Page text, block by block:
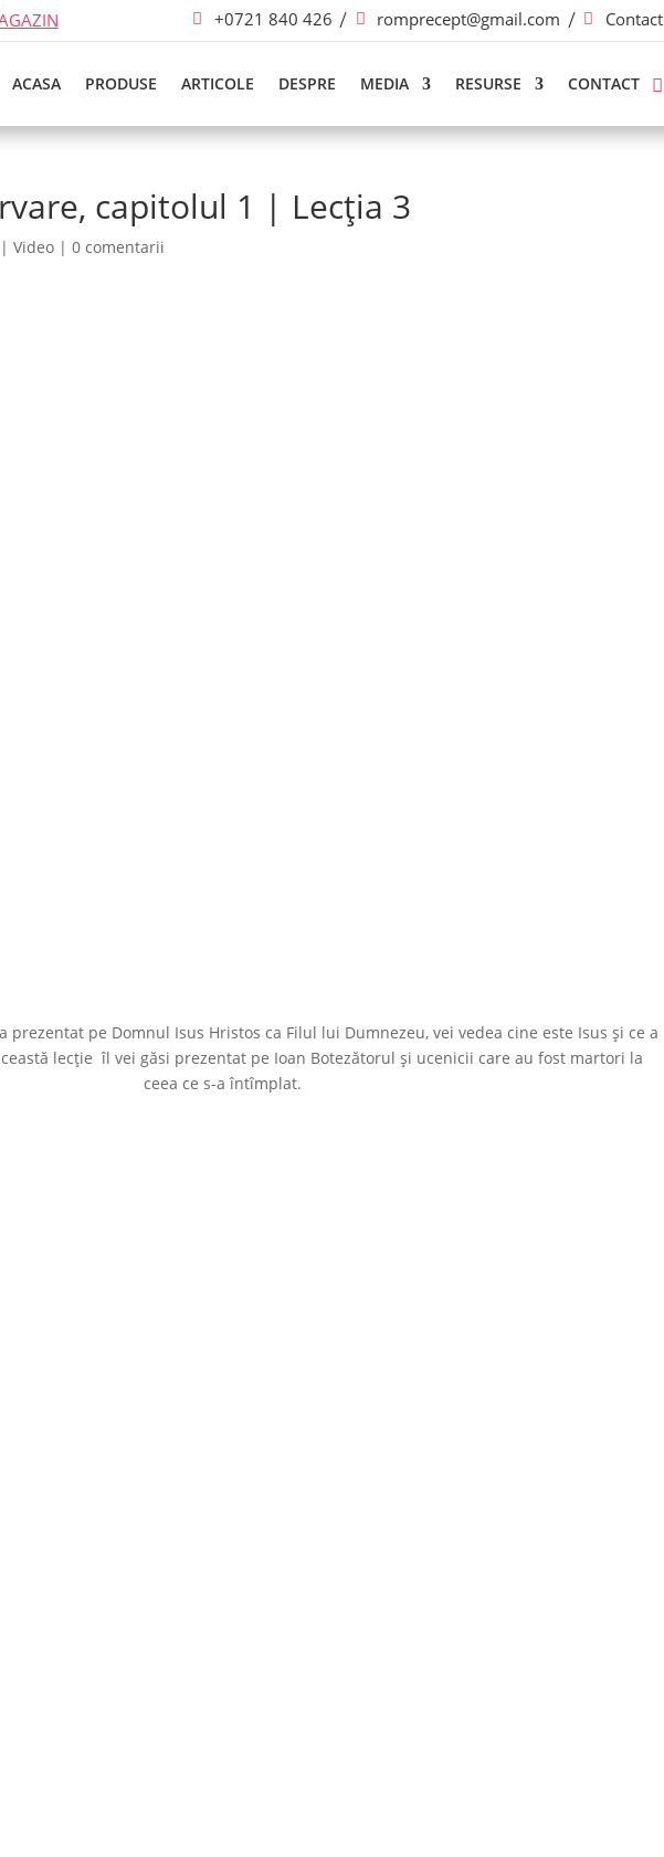
+0721 840 426 romprecept@gmail.com Contact
ACASA PRODUSE ARTICOLE DESPRE MEDIA RESURSE CONTACT
capitolul 1 | Lecția 3
|Video |0 comentarii
prezentat pe Domnul Isus Hristos ca Filul lui Dumnezeu, vei vedea cine este Isus și ce a
lecție îl vei găsi prezentat pe Ioan Botezătorul și ucenicii care au fost martori la
ceea ce s-a întîmplat.